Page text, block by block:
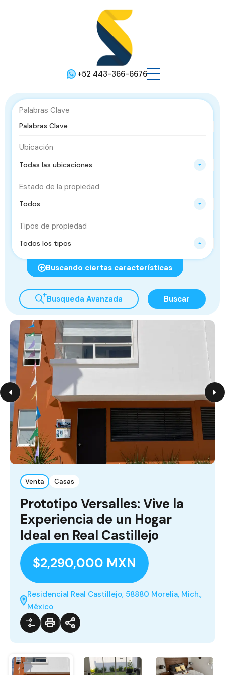
+52 443-366-6676
Palabras Clave
Ubicación
Todas las ubicaciones
Estado de la propiedad
Todos
Tipos de propiedad
Todos los tipos
Buscando ciertas características
Busqueda Avanzada Buscar
Venta Casas
Prototipo Versalles: Vive la
Experiencia de un Hogar
Ideal en Real Castillejo
$2,290,000 MXN
Residencial Real Castillejo, 58880 Morelia, Mich.,
México